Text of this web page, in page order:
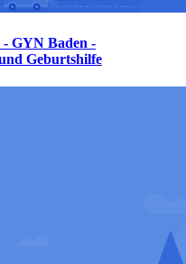
GYN Baden -
Geburtshilfe